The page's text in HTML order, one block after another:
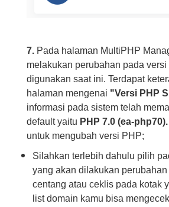
7. Pada halaman MultiPHP
melakukan perubahan pada
digunakan saat ini. Terdapat
halaman mengenai "Versi PHP
informasi pada sistem telah
default yaitu PHP 7.0 (ea-php70).
untuk mengubah versi PHP;
Silahkan terlebih dahulu pilih
yang akan dilakukan
centang atau ceklis pada kotak
list domain kamu bisa